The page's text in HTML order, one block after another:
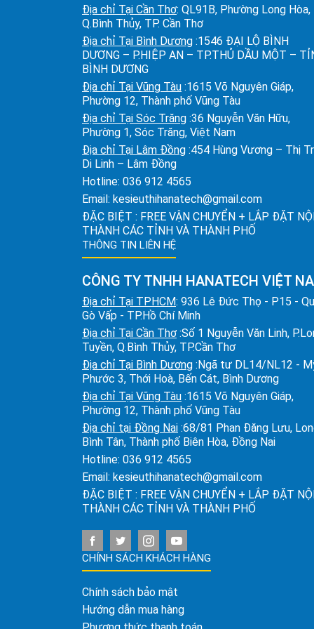
Địa chỉ Tại Cần Thơ: QL91B, Phường Long Hòa,
Q.Bình Thủy, TP. Cần Thơ
Địa chỉ Tại Bình Dương :1546 ĐẠI LỘ BÌNH
DƯƠNG – P.HIỆP AN – TP.THỦ DẦU MỘT –
BÌNH DƯƠNG
Địa chỉ Tại Vũng Tàu :1615 Võ Nguyên Giáp,
Phường 12, Thành phố Vũng Tàu
Địa chỉ Tại Sóc Trăng :36 Nguyễn Văn Hữu,
Phường 1, Sóc Trăng, Việt Nam
Địa chỉ Tại Lâm Đồng :454 Hùng Vương – Thị
Di Linh – Lâm Đồng
Hotline: 036 912 4565
Email: kesieuthihanatech@gmail.com
ĐẶC BIỆT : FREE VẬN CHUYỂN + LẮP ĐẶT
THÀNH CÁC TỈNH VÀ THÀNH PHỐ
THÔNG TIN LIÊN HỆ
CÔNG TY TNHH HANATECH VIỆT
Địa chỉ Tại TPHCM: 936 Lê Đức Thọ - P15 -
Gò Vấp - TP.Hồ Chí Minh
Địa chỉ Tại Cần Thơ :Số 1 Nguyễn Văn Linh,
Tuyền, Q.Bình Thủy, TP.Cần Thơ
Địa chỉ Tại Bình Dương :Ngã tư DL14/NL12 -
Phước 3, Thới Hoà, Bến Cát, Bình Dương
Địa chỉ Tại Vũng Tàu :1615 Võ Nguyên Giáp,
Phường 12, Thành phố Vũng Tàu
Địa chỉ tại Đồng Nai :68/81 Phan Đăng Lưu,
Bình Tân, Thành phố Biên Hòa, Đồng Nai
Hotline: 036 912 4565
Email: kesieuthihanatech@gmail.com
ĐẶC BIỆT : FREE VẬN CHUYỂN + LẮP ĐẶT
THÀNH CÁC TỈNH VÀ THÀNH PHỐ
CHÍNH SÁCH KHÁCH HÀNG
Chính sách bảo mật
Hướng dẫn mua hàng